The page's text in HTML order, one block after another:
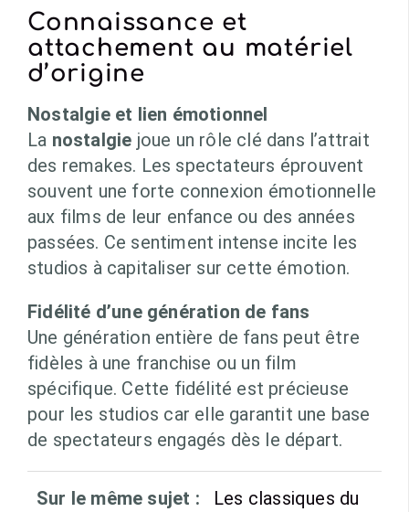
Connaissance et
attachement au matériel
d’origine
Nostalgie et lien émotionnel
La nostalgie joue un rôle clé dans l’attrait
des remakes. Les spectateurs éprouvent
souvent une forte connexion émotionnelle
aux films de leur enfance ou des années
passées. Ce sentiment intense incite les
studios à capitaliser sur cette émotion.
Fidélité d’une génération de fans
Une génération entière de fans peut être
fidèles à une franchise ou un film
spécifique. Cette fidélité est précieuse
pour les studios car elle garantit une base
de spectateurs engagés dès le départ.
Sur le même sujet :
Les classiques du